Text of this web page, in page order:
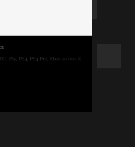
PS4, PS4 Pro, Xbox series X,